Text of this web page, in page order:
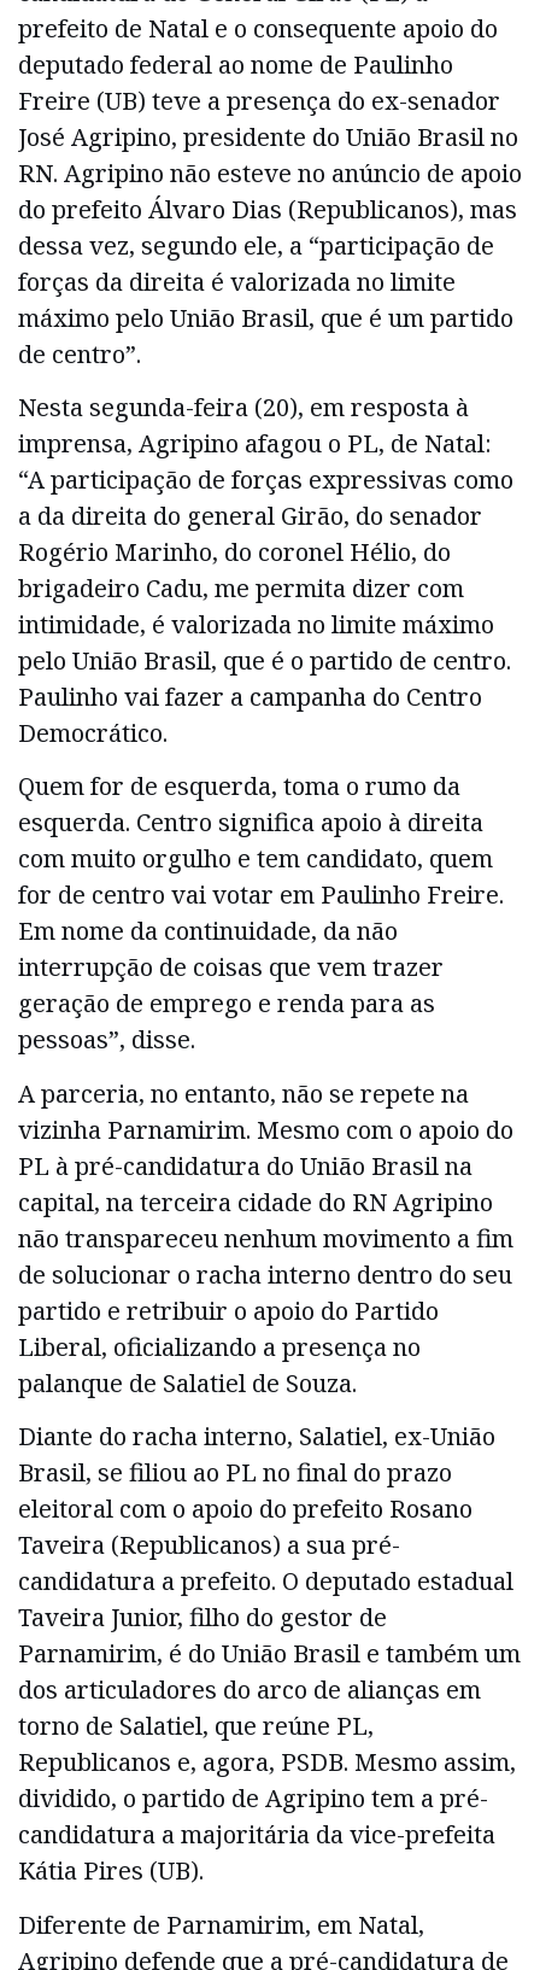
prefeito de Natal e o consequente apoio do
deputado federal ao nome de Paulinho
Freire (UB) teve a presença do ex-senador
José Agripino, presidente do União Brasil no
RN. Agripino não esteve no anúncio de apoio
do prefeito Álvaro Dias (Republicanos), mas
dessa vez, segundo ele, a “participação de
forças da direita é valorizada no limite
máximo pelo União Brasil, que é um partido
de centro”.
Nesta segunda-feira (20), em resposta à
imprensa, Agripino afagou o PL, de Natal:
“A participação de forças expressivas como
a da direita do general Girão, do senador
Rogério Marinho, do coronel Hélio, do
brigadeiro Cadu, me permita dizer com
intimidade, é valorizada no limite máximo
pelo União Brasil, que é o partido de centro.
Paulinho vai fazer a campanha do Centro
Democrático.
Quem for de esquerda, toma o rumo da
esquerda. Centro significa apoio à direita
com muito orgulho e tem candidato, quem
for de centro vai votar em Paulinho Freire.
Em nome da continuidade, da não
interrupção de coisas que vem trazer
geração de emprego e renda para as
pessoas”, disse.
A parceria, no entanto, não se repete na
vizinha Parnamirim. Mesmo com o apoio do
PL à pré-candidatura do União Brasil na
capital, na terceira cidade do RN Agripino
não transpareceu nenhum movimento a fim
de solucionar o racha interno dentro do seu
partido e retribuir o apoio do Partido
Liberal, oficializando a presença no
palanque de Salatiel de Souza.
Diante do racha interno, Salatiel, ex-União
Brasil, se filiou ao PL no final do prazo
eleitoral com o apoio do prefeito Rosano
Taveira (Republicanos) a sua pré-
candidatura a prefeito. O deputado estadual
Taveira Junior, filho do gestor de
Parnamirim, é do União Brasil e também um
dos articuladores do arco de alianças em
torno de Salatiel, que reúne PL,
Republicanos e, agora, PSDB. Mesmo assim,
dividido, o partido de Agripino tem a pré-
candidatura a majoritária da vice-prefeita
Kátia Pires (UB).
Diferente de Parnamirim, em Natal,
Agripino defende que a pré-candidatura de